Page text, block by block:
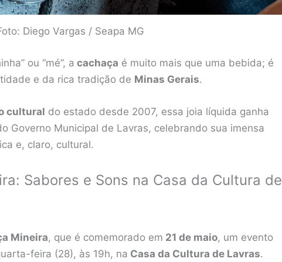
Diego Vargas / Seapa MG
ou “mé”, a cachaça é muito mais que uma bebida; é
e da rica tradição de Minas Gerais.
cultural do estado desde 2007, essa joia líquida ganha
Governo Municipal de Lavras, celebrando sua imensa
e, claro, cultural.
Sabores e Sons na Casa da Cultura de
Mineira, que é comemorado em 21 de maio, um evento
feira (28), às 19h, na Casa da Cultura de Lavras.